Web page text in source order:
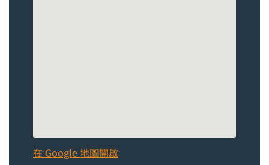
在 Google 地圖開啟